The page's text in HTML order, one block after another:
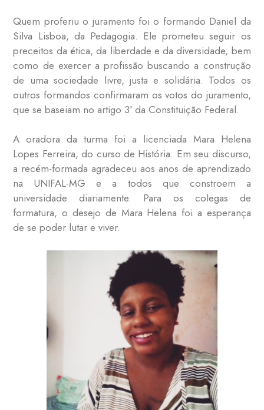
Quem proferiu o juramento foi o formando Daniel da
Silva Lisboa, da Pedagogia. Ele prometeu seguir os
preceitos da ética, da liberdade e da diversidade, bem
como de exercer a profissão buscando a construção
de uma sociedade livre, justa e solidária. Todos os
outros formandos confirmaram os votos do juramento,
que se baseiam no artigo 3º da Constituição Federal.
A oradora da turma foi a licenciada Mara Helena
Lopes Ferreira, do curso de História. Em seu discurso,
a recém-formada agradeceu aos anos de aprendizado
na UNIFAL-MG e a todos que constroem a
universidade diariamente. Para os colegas de
formatura, o desejo de Mara Helena foi a esperança
de se poder lutar e viver.